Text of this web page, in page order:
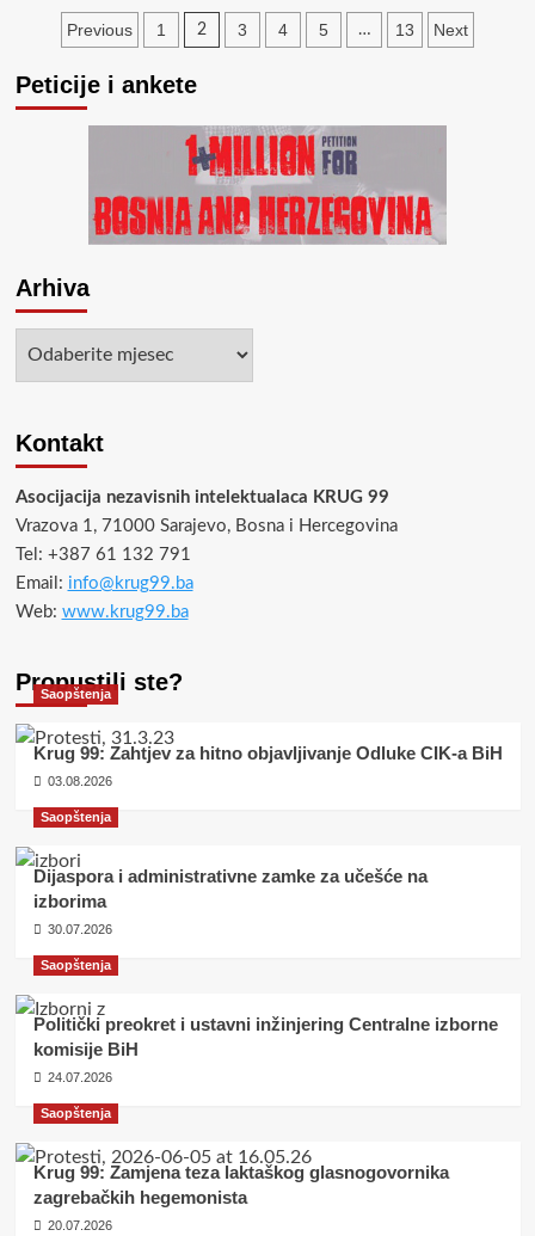
Kruga
99
implementaciji
agende’
Posts
pagination
Previous 1 2 3 4 5 … 13 Next
Peticije i ankete
Arhiva
Kontakt
Asocijacija nezavisnih intelektualaca KRUG 99
Vrazova 1, 71000 Sarajevo, Bosna i Hercegovina
Tel: +387 61 132 791
Email: info@krug99.ba
Web: www.krug99.ba
Propustili ste?
Saopštenja
Krug 99: Zahtjev za hitno objavljivanje Odluke CIK-a BiH
03.08.2026
Saopštenja
Dijaspora i administrativne zamke za učešće na
izborima
30.07.2026
Saopštenja
Politički preokret i ustavni inžinjering Centralne izborne
komisije BiH
24.07.2026
Saopštenja
Krug 99: Zamjena teza laktaškog glasnogovornika
zagrebačkih hegemonista
20.07.2026